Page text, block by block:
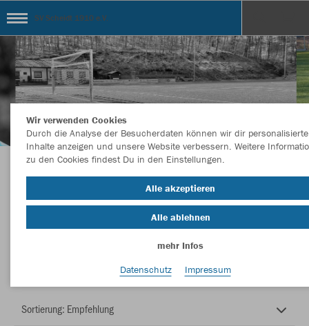
SV Scheidt 1910 e.V.
Herzlich Willkommen im Teamshop SV Scheidt
1910 e.V.
Wir verwenden Cookies
Durch die Analyse der Besucherdaten können wir dir personalisierte
Inhalte anzeigen und unsere Website verbessern. Weitere
zu den Cookies findest Du in den Einstellungen.
Alle akzeptieren
Alle ablehnen
mehr Infos
Datenschutz
Impressum